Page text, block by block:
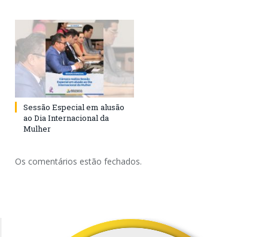
Sessão Especial em alusão
ao Dia Internacional da
Mulher
Os comentários estão fechados.